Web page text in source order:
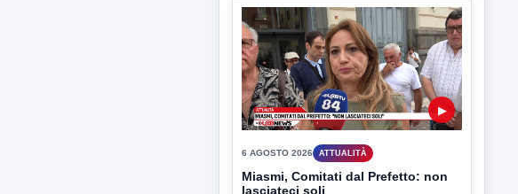
▶
6 AGOSTO 2026 ATTUALITÀ
Miasmi, Comitati dal Prefetto: non
lasciateci soli
Comitati dal Prefetto Moscarella. Oltre a
rendere noto il flash...